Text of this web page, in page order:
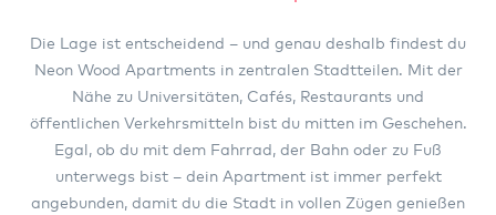
Die Lage ist entscheidend – und genau deshalb findest du
Neon Wood Apartments in zentralen Stadtteilen. Mit der
Nähe zu Universitäten, Cafés, Restaurants und
öffentlichen Verkehrsmitteln bist du mitten im Geschehen.
Egal, ob du mit dem Fahrrad, der Bahn oder zu Fuß
unterwegs bist – dein Apartment ist immer perfekt
angebunden, damit du die Stadt in vollen Zügen genießen